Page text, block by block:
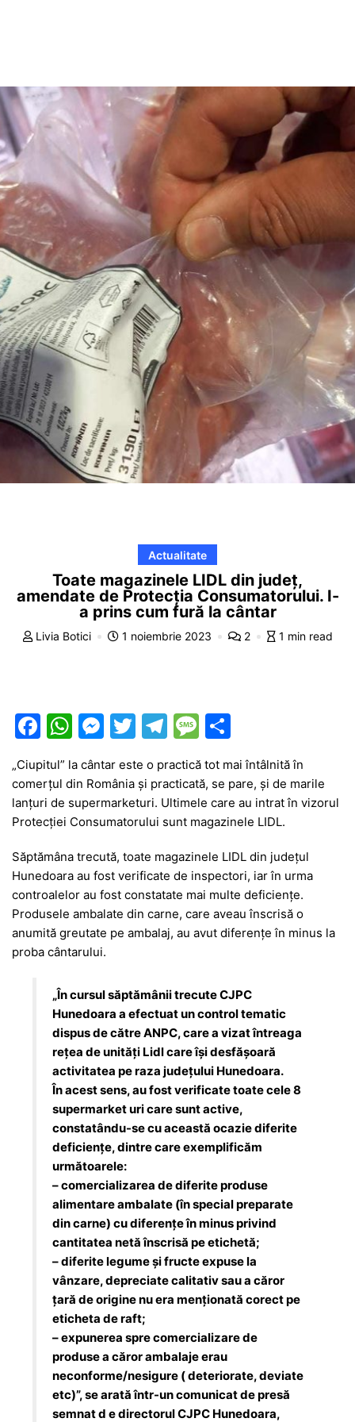
Actualitate
Toate magazinele LIDL din județ,
amendate de Protecția Consumatorului. I-
a prins cum fură la cântar
Livia Botici 1 noiembrie 2023 2 1 min read
F
a
c
e
b
o
o
k
W
at
s
A
p
p
M
s
s
e
n
g
er
T
itt
er
T
el
e
gr
a
m
M
s
s
a
g
e
ar
ta
je
a
z
ă
„Ciupitul” la cântar este o practică tot mai întâlnită în
comerțul din România și practicată, se pare, și de marile
lanțuri de supermarketuri. Ultimele care au intrat în vizorul
Protecției Consumatorului sunt magazinele LIDL.
Săptămâna trecută, toate magazinele LIDL din județul
Hunedoara au fost verificate de inspectori, iar în urma
controalelor au fost constatate mai multe deficiențe.
Produsele ambalate din carne, care aveau înscrisă o
anumită greutate pe ambalaj, au avut diferențe în minus la
proba cântarului.
„În cursul săptămânii trecute CJPC
Hunedoara a efectuat un control tematic
dispus de către ANPC, care a vizat întreaga
rețea de unități Lidl care își desfășoară
activitatea pe raza județului Hunedoara.
În acest sens, au fost verificate toate cele 8
supermarket uri care sunt active,
constatându-se cu această ocazie diferite
deficiențe, dintre care exemplificăm
următoarele:
– comercializarea de diferite produse
alimentare ambalate (în special preparate
din carne) cu diferențe în minus privind
cantitatea netă înscrisă pe etichetă;
– diferite legume și fructe expuse la
vânzare, depreciate calitativ sau a căror
țară de origine nu era menționată corect pe
eticheta de raft;
– expunerea spre comercializare de
produse a căror ambalaje erau
neconforme/nesigure ( deteriorate, deviate
etc)”, se arată într-un comunicat de presă
semnat d e directorul CJPC Hunedoara,